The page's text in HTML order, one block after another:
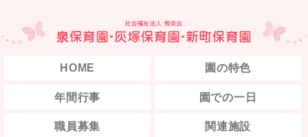
HOME 園の特色
年間行事 園での一日
職員募集 関連施設